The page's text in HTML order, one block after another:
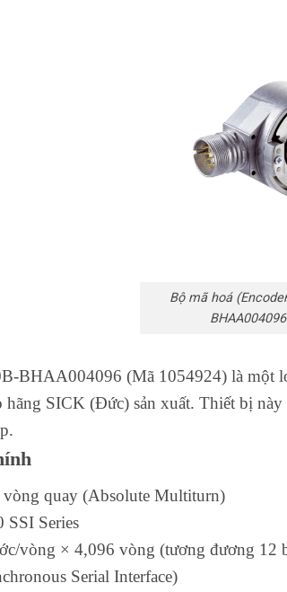
Bộ mã hoá
BHAA004096 (Mã 1054924) là một
hãng SICK (Đức) sản xuất. Thiết bị
quay (Absolute Multiturn)
Series
vòng × 4,096 vòng (tương đương
Serial Interface)